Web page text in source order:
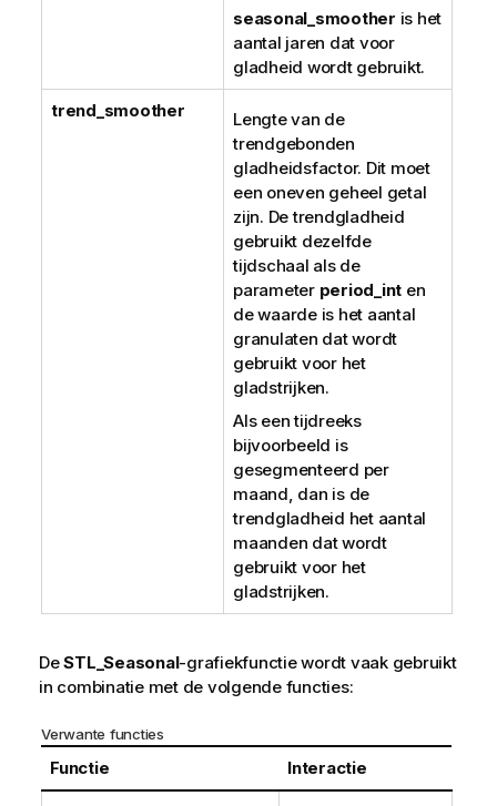
seasonal_smoother is het
aantal jaren dat voor
gladheid wordt gebruikt.
trend_smoother
Lengte van de
trendgebonden
gladheidsfactor. Dit moet
een oneven geheel getal
zijn. De trendgladheid
gebruikt dezelfde
tijdschaal als de
parameter period_int en
de waarde is het aantal
granulaten dat wordt
gebruikt voor het
gladstrijken.
Als een tijdreeks
bijvoorbeeld is
gesegmenteerd per
maand, dan is de
trendgladheid het aantal
maanden dat wordt
gebruikt voor het
gladstrijken.
DeSTL_Seasonal-grafiekfunctie wordt vaak gebruikt
in combinatie met de volgende functies:
Verwante functies
Functie Interactie